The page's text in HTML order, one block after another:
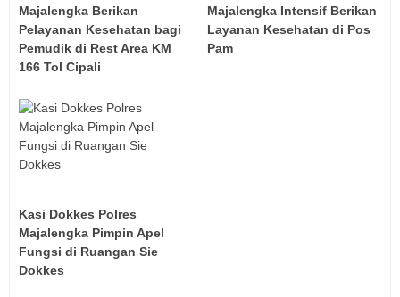
Majalengka Berikan
Pelayanan Kesehatan bagi
Pemudik di Rest Area KM
166 Tol Cipali
Majalengka Intensif Berikan
Layanan Kesehatan di Pos
Pam ‎
Kasi Dokkes Polres
Majalengka Pimpin Apel
Fungsi di Ruangan Sie
Dokkes‎